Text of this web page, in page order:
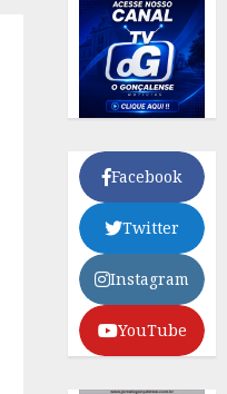
Facebook
Twitter
Instagram
YouTube